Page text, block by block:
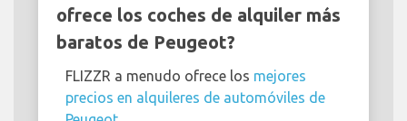
ofrece los coches de alquiler más
baratos de Peugeot?
FLIZZR a menudo ofrece los mejores
precios en alquileres de automóviles de